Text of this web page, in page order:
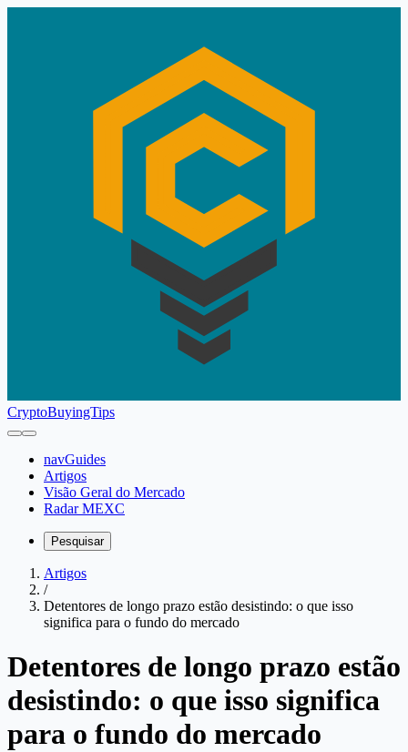
CryptoBuyingTips
navGuides
Artigos
Visão Geral do Mercado
Radar MEXC
Pesquisar
Artigos
/
Detentores de longo prazo estão desistindo: o que isso
significa para o fundo do mercado
Detentores de longo prazo estão
desistindo: o que isso significa
para o fundo do mercado